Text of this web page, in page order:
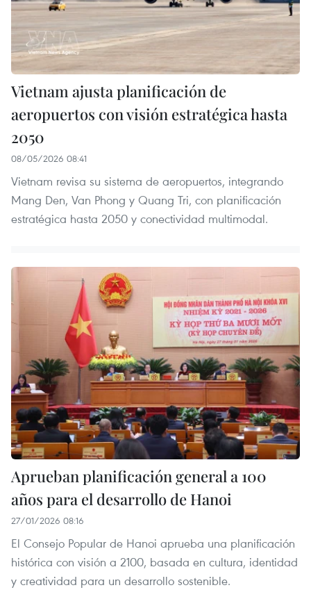
Vietnam ajusta planificación de
aeropuertos con visión estratégica hasta
2050
08/05/2026 08:41
Vietnam revisa su sistema de aeropuertos, integrando
Mang Den, Van Phong y Quang Tri, con planificación
estratégica hasta 2050 y conectividad multimodal.
Aprueban planificación general a 100
años para el desarrollo de Hanoi
27/01/2026 08:16
El Consejo Popular de Hanoi aprueba una planificación
histórica con visión a 2100, basada en cultura, identidad
y creatividad para un desarrollo sostenible.